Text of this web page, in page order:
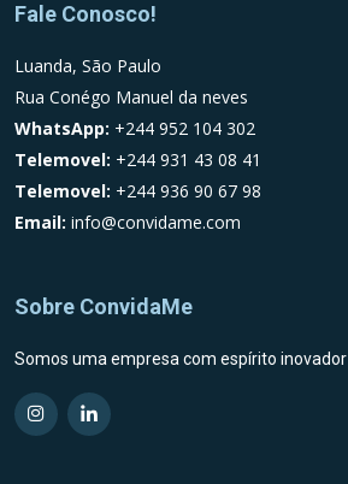
Fale Conosco!
Luanda, São Paulo
Rua Conégo Manuel da neves
WhatsApp: +244 952 104 302
Telemovel: +244 931 43 08 41
Telemovel: +244 936 90 67 98
Email: info@convidame.com
Sobre ConvidaMe
Somos uma empresa com espírito inovador